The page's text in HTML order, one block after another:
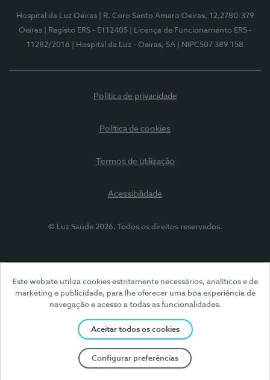
Este website utiliza cookies estritamente necessários, analíticos e de
marketing e publicidade, para lhe oferecer uma boa experiência de
navegação e acesso a todas as funcionalidades.
Aceitar todos os cookies
Configurar preferências
Hospital da Luz Oeiras
| R. Coro Santo Amaro Oeiras, 12,2780-379
Oeiras
| Registo ERS - E112405
| Licença de Funcionamento ERS -
11282/2016
| Hospital da Luz - Oeiras, SA | NIPC507 389 158
Política de privacidade
Política de cookies
Termos de utilização
Acessibilidade
© Luz Saúde 2026. Todos os direitos reservados.